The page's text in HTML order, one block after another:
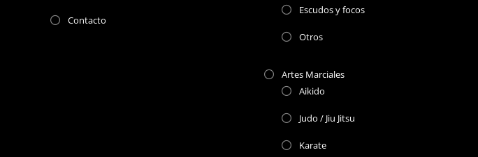
Contacto
Escudos y focos
Otros
Artes Marciales
Aikido
Judo / Jiu Jitsu
Karate